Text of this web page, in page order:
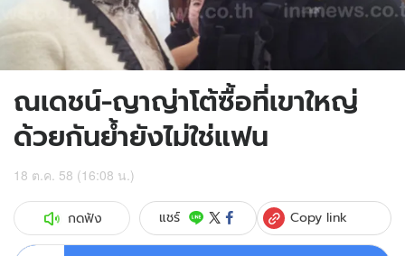
ณเดชน์-ญาญ่าโต้ซื้อที่เขาใหญ่
ด้วยกันย้ำยังไม่ใช่แฟน
18 ต.ค. 58 (16:08 น.)
กดฟัง แชร์ Copy link